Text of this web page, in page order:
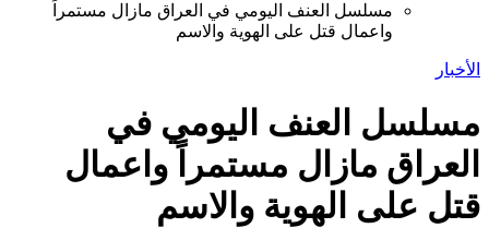
مسلسل العنف اليومي في العراق مازال مستمراً
واعمال قتل على الهوية والاسم
الأخبار
مسلسل العنف اليومي في
العراق مازال مستمراً واعمال
قتل على الهوية والاسم